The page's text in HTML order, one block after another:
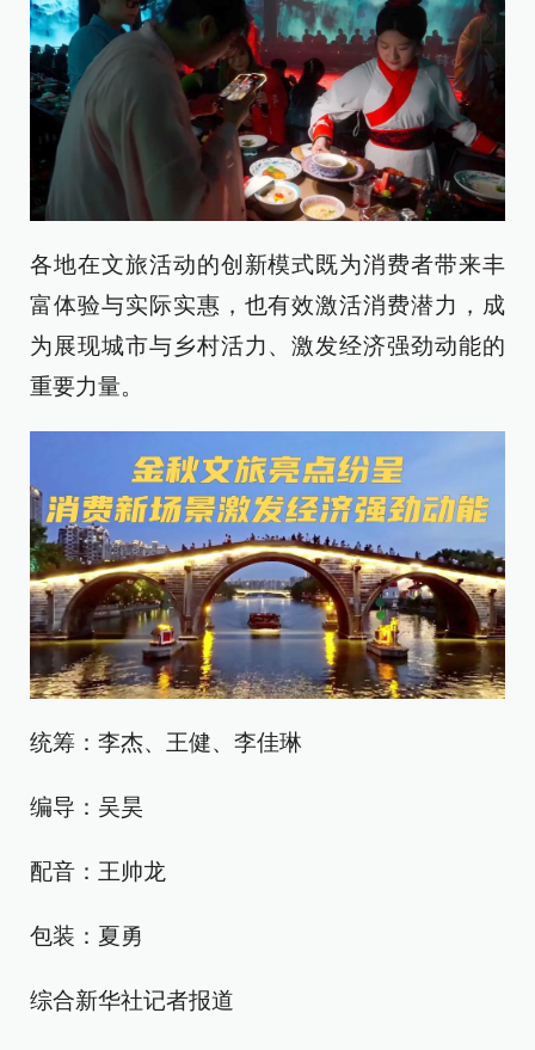
各地在文旅活动的创新模式既为消费者带来丰
富体验与实际实惠，也有效激活消费潜力，成
为展现城市与乡村活力、激发经济强劲动能的
重要力量。
统筹：李杰、王健、李佳琳
编导：吴昊
配音：王帅龙
包装：夏勇
综合新华社记者报道